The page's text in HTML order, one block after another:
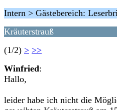
Intern > Gästebereich:
Kräuterstrauß
(1/2) > >>
Winfried:
Hallo,
leider habe ich nicht die